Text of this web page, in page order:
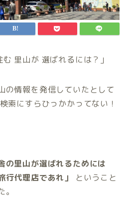
里山が 選ばれるには？」
の情報を発信していたとして
索にすらひっかかってない！
の里山が選ばれるためには
行代理店であれ」
ということ